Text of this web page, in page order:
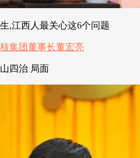
,江西人最关心这6个问题
四治 局面